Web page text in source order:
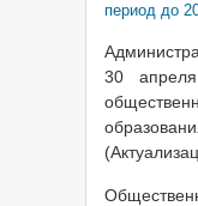
период до
30